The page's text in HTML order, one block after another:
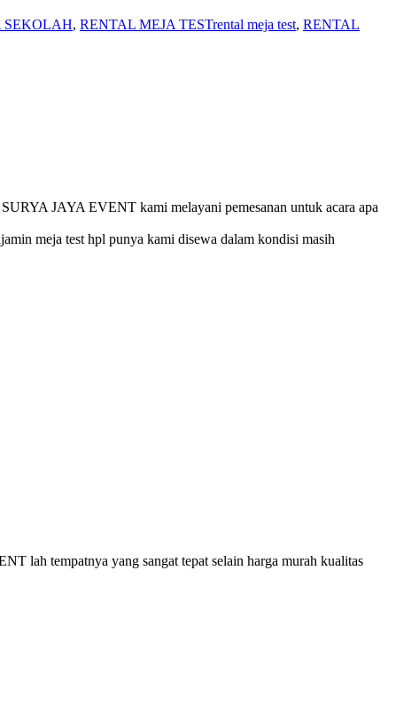
SEKOLAH, RENTAL MEJA TESTrental meja test, RENTAL
JAYA EVENT kami melayani pemesanan untuk acara apa
meja test hpl punya kami disewa dalam kondisi masih
lah tempatnya yang sangat tepat selain harga murah kualitas